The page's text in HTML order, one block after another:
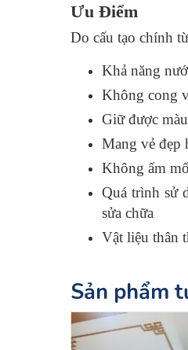
Ưu Điểm
Do cấu tạo chính
Khả năng
Không cong
Giữ được
Mang vẻ đẹp
Không ẩm
Quá trình sử
sửa chữa
Vật liệu thân
Sản phẩm